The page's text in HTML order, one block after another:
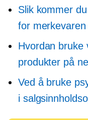
Slik kommer
for merkevaren
Hvordan bruke
produkter på
Ved å bruke
i